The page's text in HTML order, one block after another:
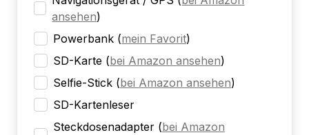
ansehen)
Powerbank (mein Favorit)
SD-Karte (bei Amazon ansehen)
Selfie-Stick (bei Amazon ansehen)
SD-Kartenleser
Steckdosenadapter (bei Amazon